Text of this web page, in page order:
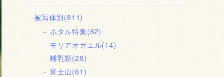
被写体別(811)
ホタル特集(62)
モリアオガエル(14)
哺乳類(28)
富士山(61)